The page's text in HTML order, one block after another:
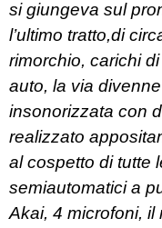
si giungeva sul
l’ultimo tratto,di
rimorchio, carichi
auto, la via
insonorizzata con
realizzato
al cospetto di tutte
semiautomatici a
Akai, 4 microfoni, il